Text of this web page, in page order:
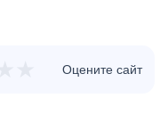
Оцените сайт